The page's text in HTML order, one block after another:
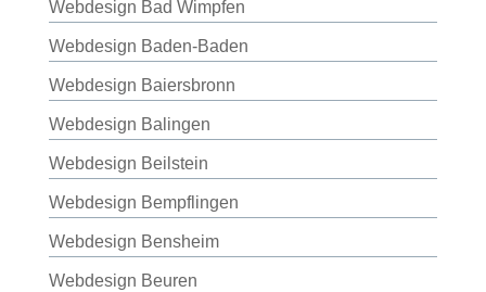
Webdesign Bad Wimpfen
Webdesign Baden-Baden
Webdesign Baiersbronn
Webdesign Balingen
Webdesign Beilstein
Webdesign Bempflingen
Webdesign Bensheim
Webdesign Beuren